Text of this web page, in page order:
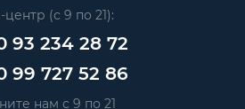
центр (с 9 по 21):
93 234 28 72
99 727 52 86
нам с 9 по 21